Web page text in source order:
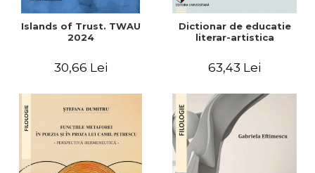
Islands of Trust. TWAU
2024
30,66 Lei
Dictionar de educatie
literar-artistica
63,43 Lei